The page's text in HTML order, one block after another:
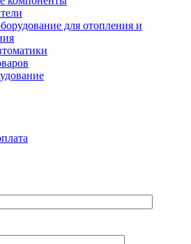
для отопления и